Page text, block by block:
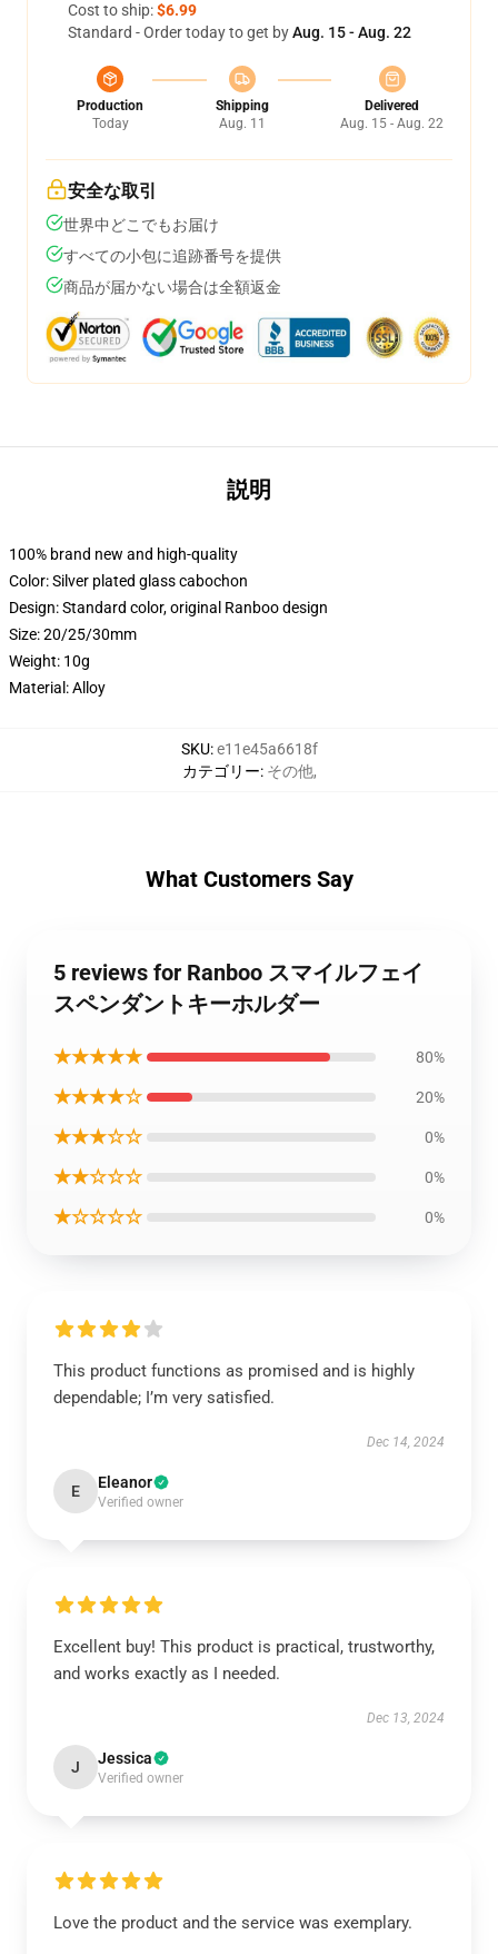
Cost to ship:$6.99
Standard - Order today to get byAug. 15 - Aug. 22
Production
Today
Shipping
Aug. 11
Delivered
Aug. 15 - Aug. 22
安全な取引
世界中どこでもお届け
すべての小包に追跡番号を提供
商品が届かない場合は全額返金
説明
100% brand new and high-quality
Color: Silver plated glass cabochon
Design: Standard color, original Ranboo design
Size: 20/25/30mm
Weight: 10g
Material: Alloy
SKU:e11e45a6618f
カテゴリー: その他,
What Customers Say
5 reviews for Ranboo スマイルフェイ
スペンダントキーホルダー
★★★★★ 80%
★★★★☆ 20%
★★★☆☆ 0%
★★☆☆☆ 0%
★☆☆☆☆ 0%
This product functions as promised and is highly
dependable; I’m very satisfied.
Dec 14, 2024
E Eleanor
Verified owner
Excellent buy! This product is practical, trustworthy,
and works exactly as I needed.
Dec 13, 2024
J Jessica
Verified owner
Love the product and the service was exemplary.